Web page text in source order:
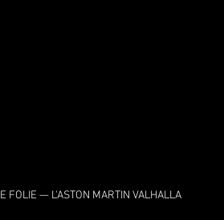
FOLIE — L'ASTON MARTIN VALHALLA